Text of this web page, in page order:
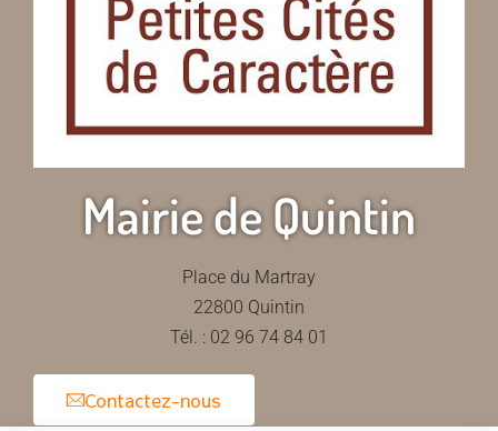
Mairie de Quintin
Place du Martray
22800 Quintin
Tél. : 02 96 74 84 01
Contactez-nous